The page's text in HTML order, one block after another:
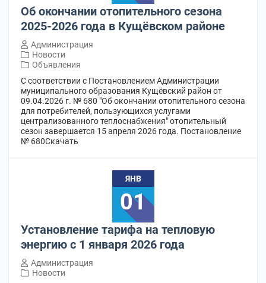
Об окончании отопительного сезона
2025-2026 года в Кущёвском районе
Администрация
Новости
Объявления
С соответствии с Постановлением Администрации
муниципального образования Кущёвский район от
09.04.2026 г. № 680 "Об окончании отопительного сезона
для потребителей, пользующихся услугами
централизованного теплоснабжения" отопительный
сезон завершается 15 апреля 2026 года. Постановление
№ 680Скачать
ЯНВ
01
Установление тарифа на тепловую
энергию с 1 января 2026 года
Администрация
Новости